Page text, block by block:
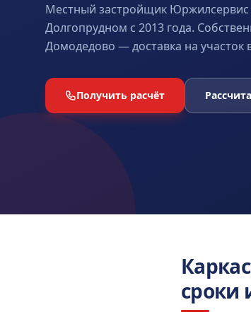
Местный застройщик Юржилсервис
Долгопрудном с 2013 года.
Домодедово — доставка на участок
Получить расчёт
сроки